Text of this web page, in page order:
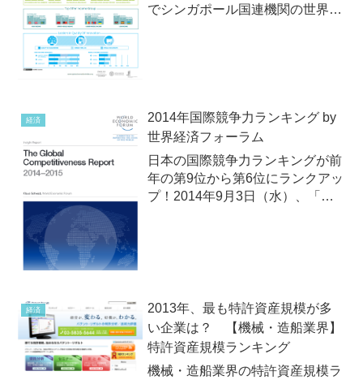
でシンガポール国連機関の世界知
経済
2014年国際競争力ランキング by
世界経済フォーラム
日本の国際競争力ランキングが前
年の第9位から第6位にランクアッ
プ！2014年9月3日（水）、「ダ
経済
2013年、最も特許資産規模が多
い企業は？ 【機械・造船業界】
特許資産規模ランキング
機械・造船業界の特許資産規模ラ